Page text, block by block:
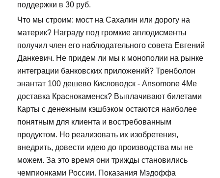
поддержки в 30 руб.
Что мы строим: мост на Сахалин или дорогу на
материк? Награду под громкие аплодисменты
получил член его наблюдательного совета Евгений
Данкевич. Не придем ли мы к монополии на рынке
интеграции банковских приложений? Тренболон
энантат 100 дешево Кисловодск - Ansomone 4Me
доставка Краснокаменск? Выплачивают билетами
Карты с денежным кэшбэком остаются наиболее
понятным для клиента и востребованным
продуктом. Но реализовать их изобретения,
внедрить, довести идею до производства мы не
можем. За это время они трижды становились
чемпионками России. Показания Мэдоффа